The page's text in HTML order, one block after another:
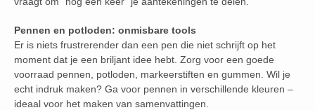
Pennen en potloden: onmisbare tools
Er is niets frustrerender dan een pen die niet schrijft op het
moment dat je een briljant idee hebt. Zorg voor een goede
voorraad pennen, potloden, markeerstiften en gummen. Wil je
echt indruk maken? Ga voor pennen in verschillende kleuren –
ideaal voor het maken van samenvattingen.